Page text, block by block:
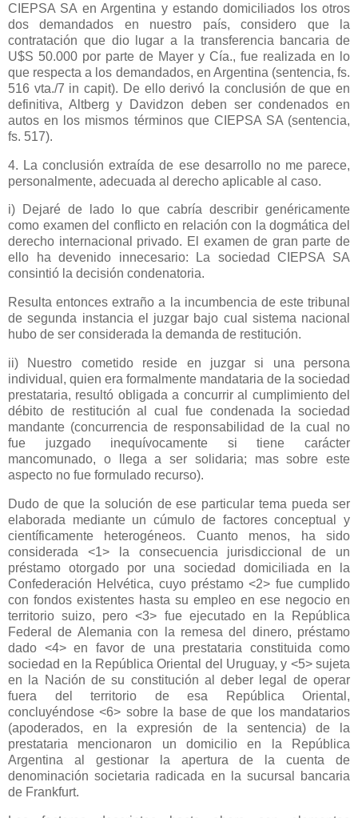
CIEPSA SA en Argentina y estando domiciliados los otros
dos demandados en nuestro país, considero que la
contratación que dio lugar a la transferencia bancaria de
U$S 50.000 por parte de Mayer y Cía., fue realizada en lo
que respecta a los demandados, en Argentina (sentencia, fs.
516 vta./7 in capit). De ello derivó la conclusión de que en
definitiva, Altberg y Davidzon deben ser condenados en
autos en los mismos términos que CIEPSA SA (sentencia,
fs. 517).
4. La conclusión extraída de ese desarrollo no me parece,
personalmente, adecuada al derecho aplicable al caso.
i) Dejaré de lado lo que cabría describir genéricamente
como examen del conflicto en relación con la dogmática del
derecho internacional privado. El examen de gran parte de
ello ha devenido innecesario: La sociedad CIEPSA SA
consintió la decisión condenatoria.
Resulta entonces extraño a la incumbencia de este tribunal
de segunda instancia el juzgar bajo cual sistema nacional
hubo de ser considerada la demanda de restitución.
ii) Nuestro cometido reside en juzgar si una persona
individual, quien era formalmente mandataria de la sociedad
prestataria, resultó obligada a concurrir al cumplimiento del
débito de restitución al cual fue condenada la sociedad
mandante (concurrencia de responsabilidad de la cual no
fue juzgado inequívocamente si tiene carácter
mancomunado, o llega a ser solidaria; mas sobre este
aspecto no fue formulado recurso).
Dudo de que la solución de ese particular tema pueda ser
elaborada mediante un cúmulo de factores conceptual y
científicamente heterogéneos. Cuanto menos, ha sido
considerada <1> la consecuencia jurisdiccional de un
préstamo otorgado por una sociedad domiciliada en
la
Confederación Helvética, cuyo préstamo <2> fue cumplido
con fondos existentes hasta su empleo en ese negocio en
territorio suizo, pero <3> fue ejecutado en
la República
Federal
de Alemania con la remesa del dinero, préstamo
dado <4> en favor de una prestataria constituida como
sociedad en la República Oriental del Uruguay, y <5> sujeta
en
la Nación de su constitución al deber legal de operar
fuera del territorio de esa República Oriental,
concluyéndose <6> sobre la base de que los mandatarios
(apoderados, en la expresión de la sentencia) de la
prestataria mencionaron un domicilio en
la República
Argentina al gestionar la apertura de la cuenta de
denominación societaria radicada en la sucursal bancaria
de Frankfurt.